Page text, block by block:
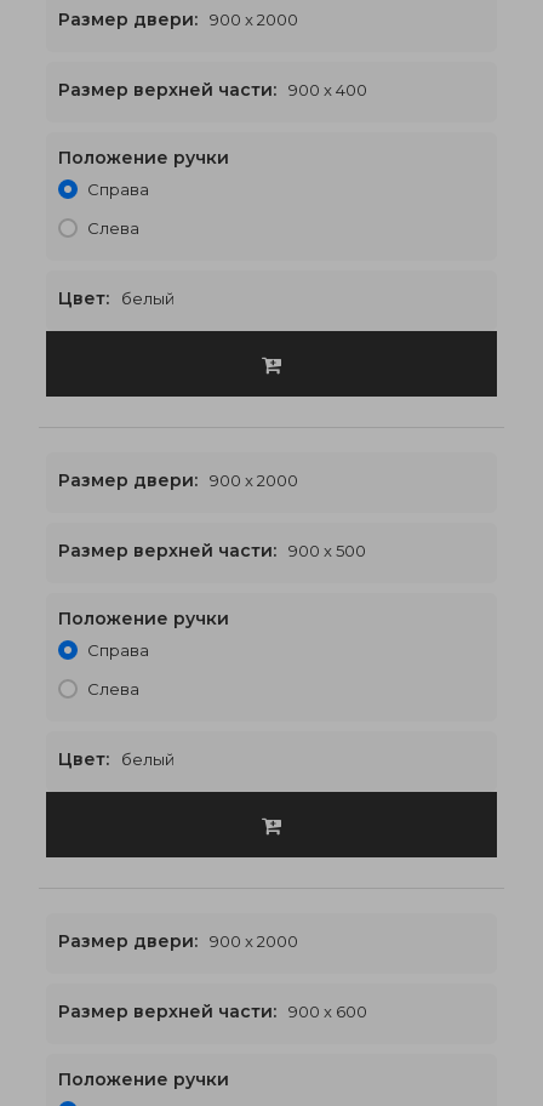
900 x 2400€447
Размер двери: 900 x 2000
Размер верхней части: 900 x 400
Положение ручки
Справа
Слева
Цвет: белый
900 x 2500€452
Размер двери: 900 x 2000
Размер верхней части: 900 x 500
Положение ручки
Справа
Слева
Цвет: белый
900 x 2600€458
Размер двери: 900 x 2000
Размер верхней части: 900 x 600
Положение ручки